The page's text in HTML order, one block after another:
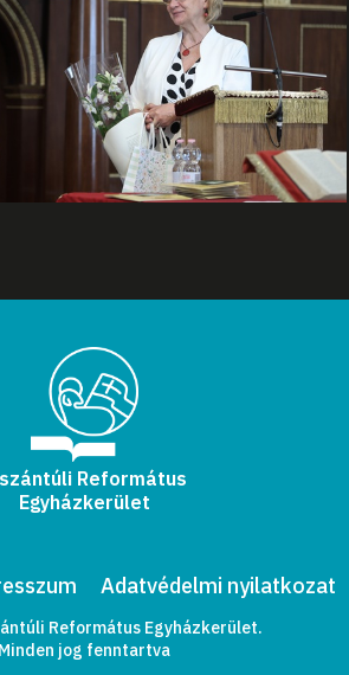
Református
Egyházkerület
Adatvédelmi nyilatkozat
Református Egyházkerület.
Minden jog fenntartva